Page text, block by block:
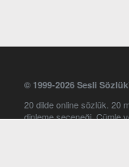
© 1999-2026 Sesli
20 dilde online sözlük. 20
dinleme seçeneği. Cümle